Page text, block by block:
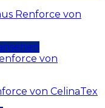
Renforce von
von CelinaTex